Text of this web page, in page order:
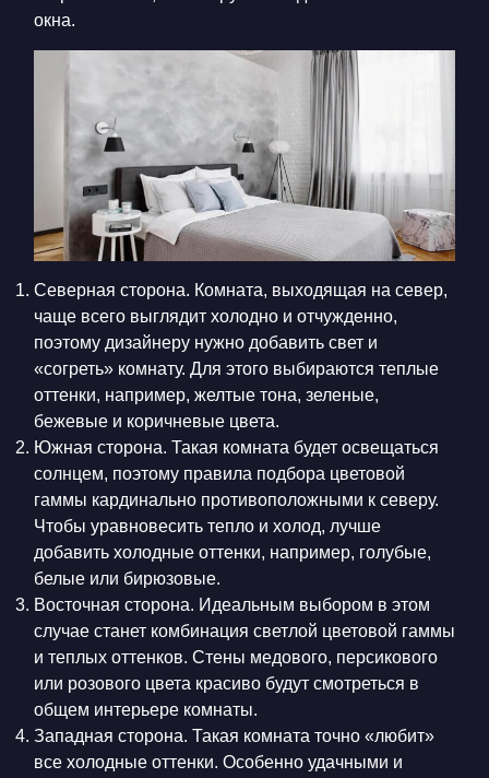
окна.
Северная сторона. Комната, выходящая на север,
чаще всего выглядит холодно и отчужденно,
поэтому дизайнеру нужно добавить свет и
«согреть» комнату. Для этого выбираются теплые
оттенки, например, желтые тона, зеленые,
бежевые и коричневые цвета.
Южная сторона. Такая комната будет освещаться
солнцем, поэтому правила подбора цветовой
гаммы кардинально противоположными к северу.
Чтобы уравновесить тепло и холод, лучше
добавить холодные оттенки, например, голубые,
белые или бирюзовые.
Восточная сторона. Идеальным выбором в этом
случае станет комбинация светлой цветовой гаммы
и теплых оттенков. Стены медового, персикового
или розового цвета красиво будут смотреться в
общем интерьере комнаты.
Западная сторона. Такая комната точно «любит»
все холодные оттенки. Особенно удачными и